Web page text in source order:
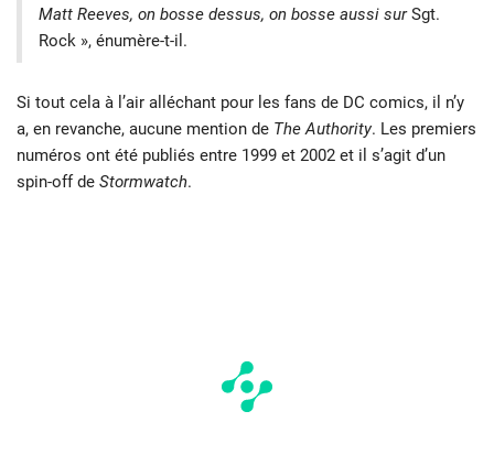
Matt Reeves, on bosse dessus, on bosse aussi surSgt.
Rock », énumère-t-il.
Si tout cela à l’air alléchant pour les fans de DC comics, il n’y
a, en revanche, aucune mention de The Authority. Les premiers
numéros ont été publiés entre 1999 et 2002 et il s’agit d’un
spin-off de Stormwatch.